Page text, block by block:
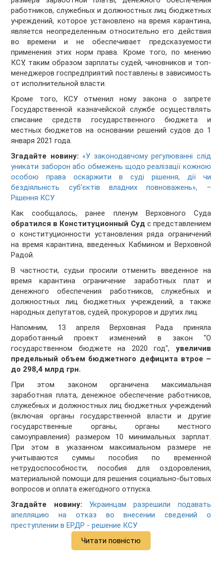
работников, служебных и должностных лиц бюджетных
учреждений, которое установлено на время карантина,
является неопределенным относительно его действия
во времени и не обеспечивает предсказуемости
применения этих норм права. Кроме того, по мнению
КСУ, таким образом зарплаты судей, чиновников и топ-
менеджеров госпредприятий поставлены в зависимость
от исполнительной власти.
Кроме того, КСУ отменил ному закона о запрете
Государственной казначейской службе осуществлять
списание средств государственного бюджета и
местных бюджетов на основании решений судов до 1
января 2021 года.
Згадайте новину: «У законодавчому регулюванні слід
уникати заборон або обмежень щодо реалізації кожною
особою права оскаржити в суді рішення, дії чи
бездіяльність суб’єктів владних повноважень», –
Рішення КСУ
Как сообщалось, ранее пленум Верховного Суда
обратился в Конституционный Суд с представлением
о конституционности установления ряда ограничений
на время карантина, введенных Кабмином и Верховной
Радой.
В частности, судьи просили отменить введенное на
время карантина ограничение заработных плат и
денежного обеспечения работников, служебных и
должностных лиц бюджетных учреждений, а также
народных депутатов, судей, прокуроров и других лиц.
Напомним, 13 апреля Верховная Рада приняла
доработанный проект изменений в закон "О
государственном бюджете на 2020 год", увеличив
предельный объем бюджетного дефицита втрое –
до 298,4 млрд грн.
При этом законом органичена максимальная
заработная плата, денежное обеспечение работников,
служебных и должностных лиц бюджетных учреждений
(включая органы государственной власти и другие
государственные органы, органы местного
самоуправления) размером 10 минимальных зарплат.
При этом в указанном максимальном размере не
учитываются суммы пособия по временной
нетрудоспособности, пособия для оздоровления,
материальной помощи для решения социально-бытовых
вопросов и оплата ежегодного отпуска.
Згадайте новину: Украинцам разрешили подавать
апелляцию на отказ во внесении сведений о
преступлении в ЕРДР - решение КСУ
Читати повністю